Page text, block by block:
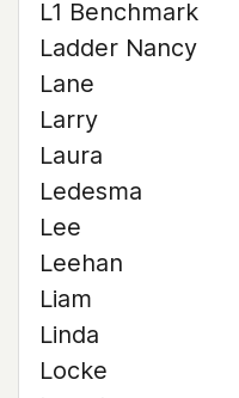
L1 Benchmark
Ladder Nancy
Lane
Larry
Laura
Ledesma
Lee
Leehan
Liam
Linda
Locke